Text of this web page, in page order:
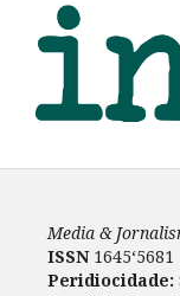
Media &
ISSN 1645‘5681
Peridiocidade: